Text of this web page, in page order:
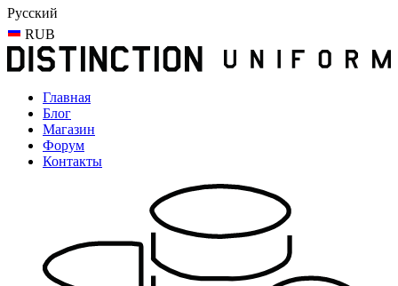
Русский
RUB
Главная
Блог
Магазин
Форум
Контакты